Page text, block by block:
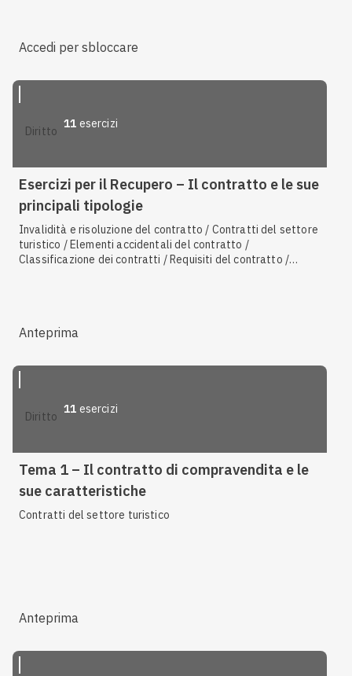
Accedi per sbloccare
diritto
11 esercizi
Esercizi per il Recupero – Il contratto e le sue
principali tipologie
Invalidità e risoluzione del contratto / Contratti del settore
turistico / Elementi accidentali del contratto /
Classificazione dei contratti / Requisiti del contratto /
Anteprima
diritto
11 esercizi
Tema 1 – Il contratto di compravendita e le
sue caratteristiche
Contratti del settore turistico
Anteprima